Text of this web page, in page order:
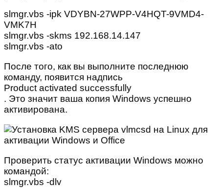
slmgr.vbs -ipk VDYBN-27WPP-V4HQT-9VMD4-
VMK7H
slmgr.vbs -skms 192.168.14.147
slmgr.vbs -ato
После того, как вы выполните последнюю
команду, появится надпись
Product activated successfully
. Это значит ваша копия Windows успешно
активирована.
Проверить статус активации Windows можно
командой:
slmgr.vbs -dlv